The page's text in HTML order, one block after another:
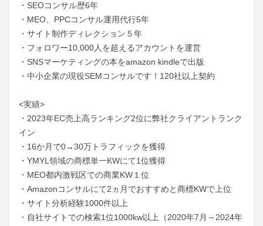
・SEOコンサル歴6年
・MEO、PPCコンサル運用代行5年
・サイト制作ディレクション５年
・フォロワー10,000人を超えるアカウントを運営
・SNSマーケティングの本をamazon kindleで出版
・中小企業の現役SEMコンサルです！120社以上契約
<実績>
・2023年EC売上高ランキング2位に弊社クライアントランク
イン
・16か月で0→30万トラフィックを獲得
・YMYL領域の商標単一KWにて1位獲得
・MEO都内激戦区での商業KW１位
・Amazonコンサルにて2ヵ月でおすすめと商標KWで上位
・サイト分析経験1000件以上
・自社サイトでの検索1位1000kw以上（2020年7月～2024年